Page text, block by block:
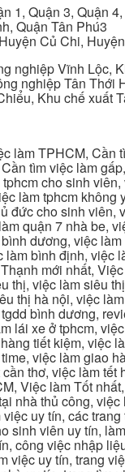
1, Quận 3, Quận
Quận Tân Phú3
Củ Chi,
nghiệp Vĩnh Lộc,
nghiệp Tân Thới
Khu chế xuất
làm TPHCM,
tìm việc làm
cho sinh
làm tphcm
đức cho sinh
quận 7 nhà be,
dương, việc
bình định,
mới nhất,
thị, việc làm siêu
thị hà nội, việc
bình dương,
lái xe ở tphcm,
tiết kiệm, việc
việc làm giao
thơ, việc làm
Việc làm Tốt
nhà thủ công,
uy tín, các
sinh viên uy tín,
công việc nhập
việc uy tín, trang